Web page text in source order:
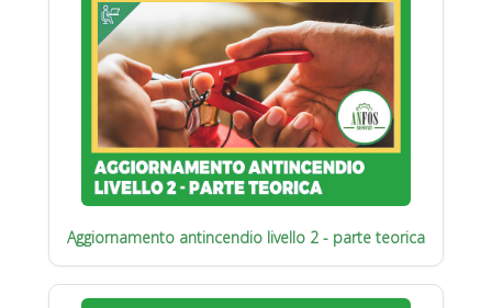
Aggiornamento antincendio livello 2 - parte teorica